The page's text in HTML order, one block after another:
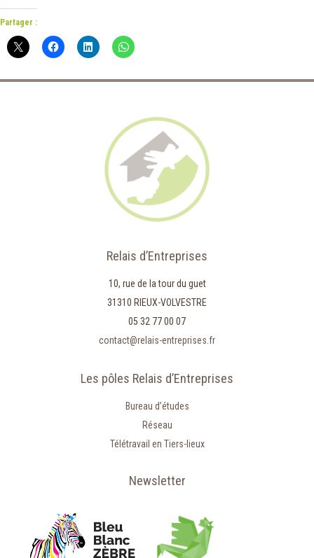
Partager :
Relais d’Entreprises
10, rue de la tour du guet
31310 RIEUX-VOLVESTRE
05 32 77 00 07
contact@relais-entreprises.fr
Les pôles Relais d’Entreprises
Bureau d’études
Réseau
Télétravail en Tiers-lieux
Newsletter